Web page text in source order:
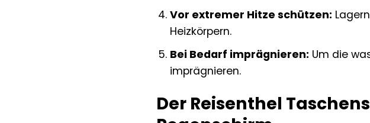
Vor extremer Hitze schützen:
Heizkörpern.
Bei Bedarf imprägnieren: Um die
imprägnieren.
Der Reisenthel